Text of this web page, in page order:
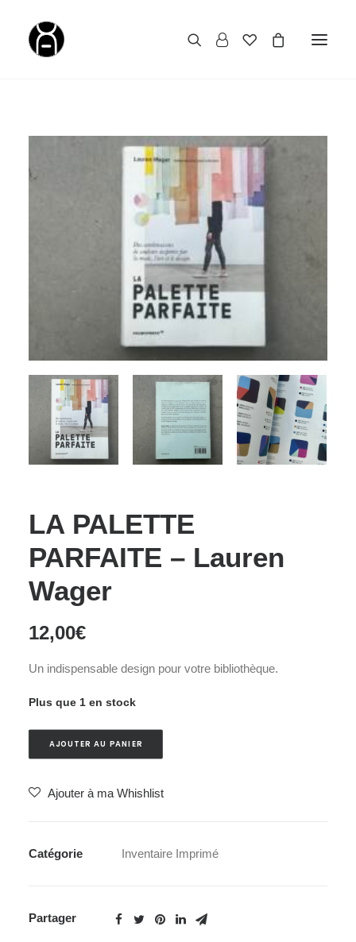
LA PALETTE
PARFAITE – Lauren
Wager
12,00€
Un indispensable design pour votre bibliothèque.
Plus que 1 en stock
AJOUTER AU PANIER
Ajouter à ma Whishlist
Catégorie Inventaire Imprimé
Partager